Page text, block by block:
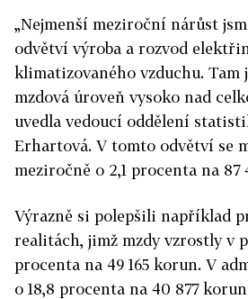
„Nejmenší meziroční nárůst
odvětví výroba a rozvod
klimatizovaného vzduchu. Tam
mzdová úroveň vysoko nad
uvedla vedoucí oddělení
Erhartová. V tomto odvětví se
meziročně o 2,1 procenta na 87
Výrazně si polepšili například
realitách, jimž mzdy vzrostly v
procenta na 49 165 korun. V
o 18,8 procenta na 40 877